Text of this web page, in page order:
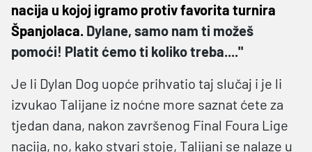
nacija u kojoj igramo protiv favorita turnira
Španjolaca. Dylane, samo nam ti možeš
pomoći! Platit ćemo ti koliko treba...."
Je li Dylan Dog uopće prihvatio taj slučaj i je li
izvukao Talijane iz noćne more saznat ćete za
tjedan dana, nakon završenog Final Foura Lige
nacija, no, kako stvari stoje, Talijani se nalaze u